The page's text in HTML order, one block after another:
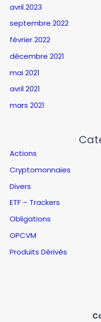
avril 2023
septembre 2022
février 2022
décembre 2021
mai 2021
avril 2021
mars 2021
Actions
Cryptomonnaies
Divers
ETF – Trackers
Obligations
OPCVM
Produits Dérivés